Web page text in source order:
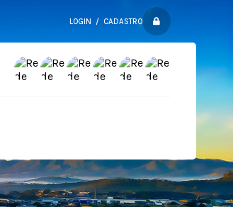
LOGIN / CADASTRO